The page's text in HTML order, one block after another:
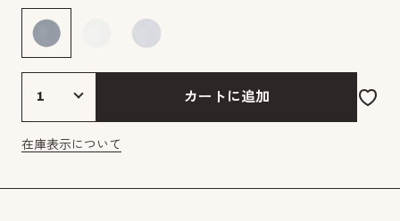
カートに追加
在庫表示について